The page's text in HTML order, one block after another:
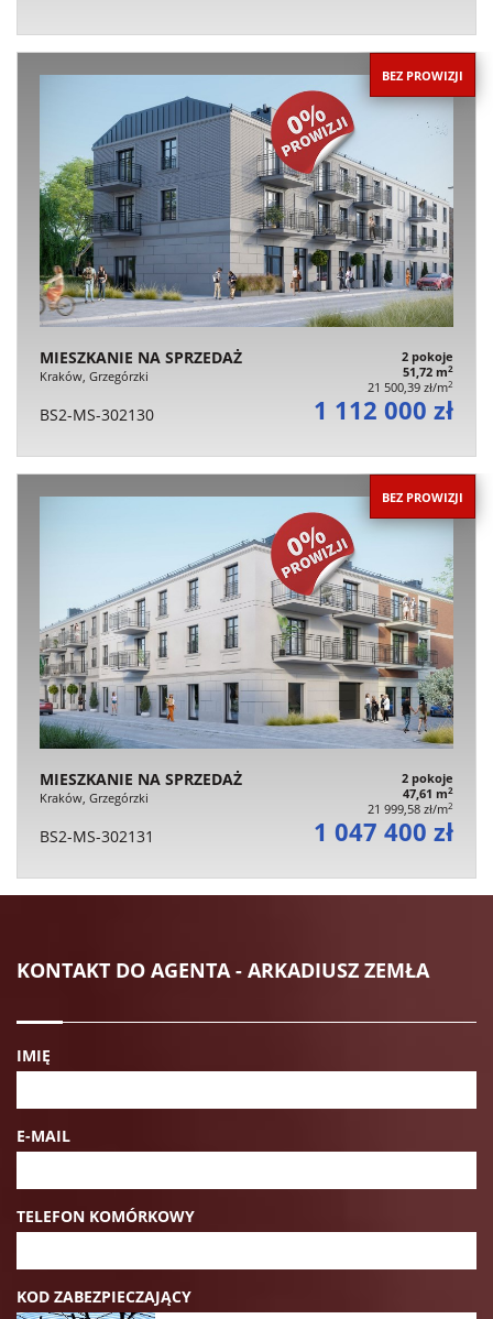
BEZ PROWIZJI
MIESZKANIE NA SPRZEDAŻ
Kraków, Grzegórzki
2 pokoje
51,72 m2
21 500,39 zł/m2
BS2-MS-302130 1 112 000 zł
BEZ PROWIZJI
MIESZKANIE NA SPRZEDAŻ
Kraków, Grzegórzki
2 pokoje
47,61 m2
21 999,58 zł/m2
BS2-MS-302131 1 047 400 zł
KONTAKT DO AGENTA - ARKADIUSZ ZEMŁA
IMIĘ
E-MAIL
TELEFON KOMÓRKOWY
KOD ZABEZPIECZAJĄCY